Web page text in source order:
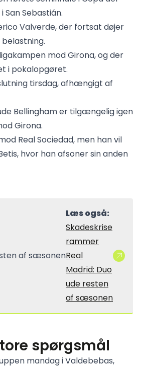
San Sebastián.
Valverde, der fortsat døjer
mod Girona, og der
i pokalopgøret.
tirsdag, afhængigt af
Bellingham er tilgængelig igen
Girona.
Real Sociedad, men han vil
hvor han afsoner sin anden
Læs også:
Skadeskrise
rammer
Real
Madrid: Duo
ude resten
af sæsonen
spørgsmål
mandag i Valdebebas,